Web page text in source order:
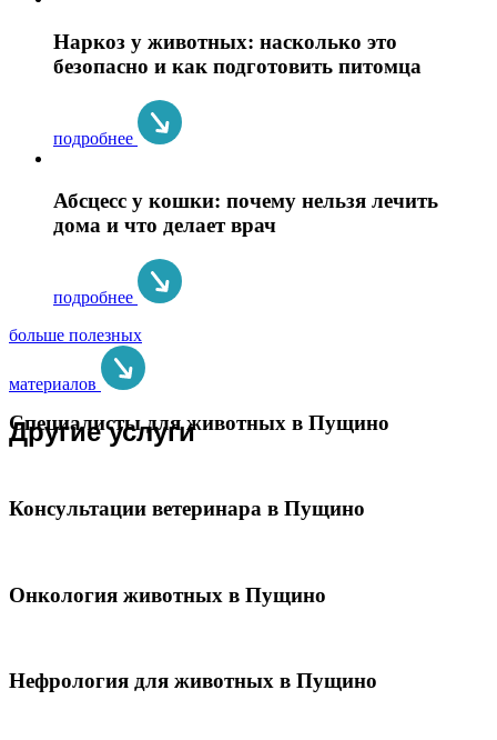
Наркоз у животных: насколько это
безопасно и как подготовить питомца
подробнее
Абсцесс у кошки: почему нельзя лечить
дома и что делает врач
подробнее
больше полезных
материалов
Другие услуги
Специалисты для животных в Пущино
Консультации ветеринара в Пущино
Онкология животных в Пущино
Нефрология для животных в Пущино